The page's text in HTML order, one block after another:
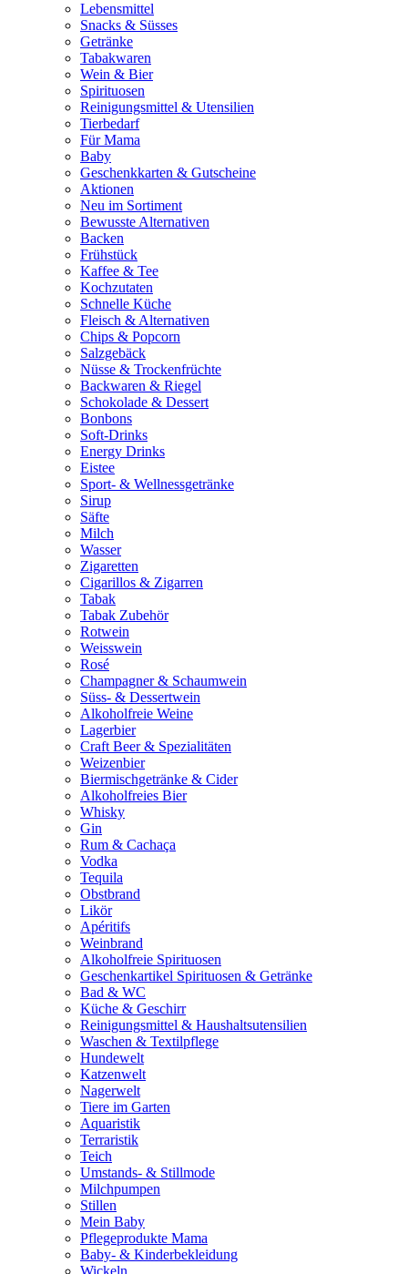
Lebensmittel
Snacks & Süsses
Getränke
Tabakwaren
Wein & Bier
Spirituosen
Reinigungsmittel & Utensilien
Tierbedarf
Für Mama
Baby
Geschenkkarten & Gutscheine
Aktionen
Neu im Sortiment
Bewusste Alternativen
Backen
Frühstück
Kaffee & Tee
Kochzutaten
Schnelle Küche
Fleisch & Alternativen
Chips & Popcorn
Salzgebäck
Nüsse & Trockenfrüchte
Backwaren & Riegel
Schokolade & Dessert
Bonbons
Soft-Drinks
Energy Drinks
Eistee
Sport- & Wellnessgetränke
Sirup
Säfte
Milch
Wasser
Zigaretten
Cigarillos & Zigarren
Tabak
Tabak Zubehör
Rotwein
Weisswein
Rosé
Champagner & Schaumwein
Süss- & Dessertwein
Alkoholfreie Weine
Lagerbier
Craft Beer & Spezialitäten
Weizenbier
Biermischgetränke & Cider
Alkoholfreies Bier
Whisky
Gin
Rum & Cachaça
Vodka
Tequila
Obstbrand
Likör
Apéritifs
Weinbrand
Alkoholfreie Spirituosen
Geschenkartikel Spirituosen & Getränke
Bad & WC
Küche & Geschirr
Reinigungsmittel & Haushaltsutensilien
Waschen & Textilpflege
Hundewelt
Katzenwelt
Nagerwelt
Tiere im Garten
Aquaristik
Terraristik
Teich
Umstands- & Stillmode
Milchpumpen
Stillen
Mein Baby
Pflegeprodukte Mama
Baby- & Kinderbekleidung
Wickeln